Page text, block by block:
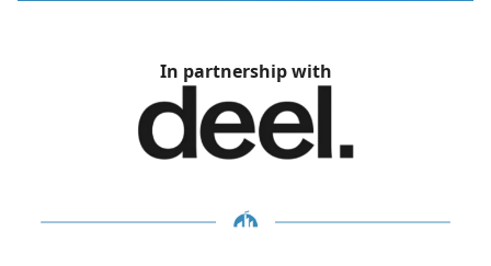
In partnership with